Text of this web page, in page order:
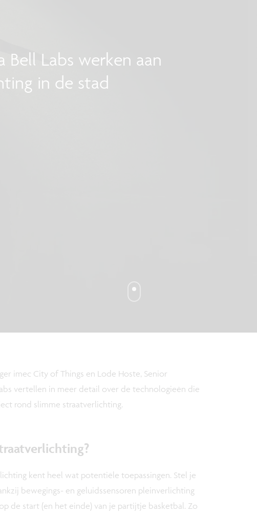
Bell Labs werken aan
in de stad
imec City of Things en Lode Hoste, Senior
vertellen in meer detail over de technologieën die
rond slimme straatverlichting.
kent heel wat potentiële toepassingen. Stel je
bewegings- en geluidssensoren pleinverlichting
de start (en het einde) van je partijtje basketbal. Zo